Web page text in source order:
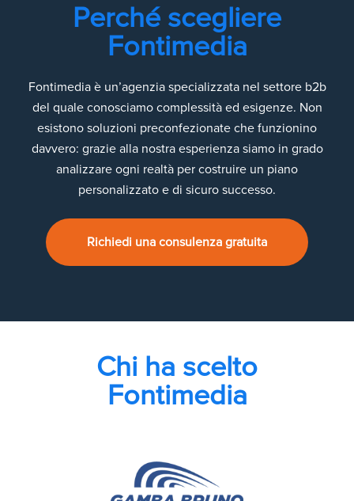
Perché scegliere
Fontimedia
Fontimedia è un’agenzia specializzata nel settore b2b
del quale conosciamo complessità ed esigenze. Non
esistono soluzioni preconfezionate che funzionino
davvero: grazie alla nostra esperienza siamo in grado
analizzare ogni realtà per costruire un piano
personalizzato e di sicuro successo.
Richiedi una consulenza gratuita
Chi ha scelto
Fontimedia